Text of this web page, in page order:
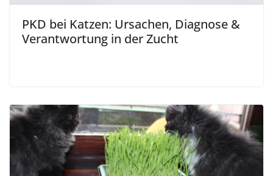
PKD bei Katzen: Ursachen, Diagnose &
Verantwortung in der Zucht